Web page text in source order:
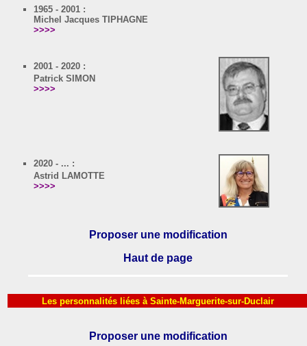
1965 - 2001 :
Michel Jacques TIPHAGNE
>>>>
2001 - 2020 :
Patrick SIMON
>>>>
2020 - ... :
Astrid LAMOTTE
>>>>
Proposer une modification
Haut de page
Les personnalités liées à Sainte-Marguerite-sur-Duclair
Proposer une modification